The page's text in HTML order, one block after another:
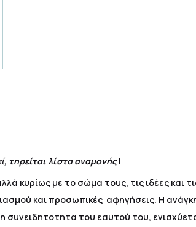
τηρείται λίστα αναμονής|
κυρίως με το σώμα τους, τις ιδέες και
και προσωπικές αφηγήσεις. Η
συνειδητοτητα του εαυτού του,